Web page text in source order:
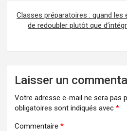
Classes préparatoires : quand
de redoubler plutôt que
Laisser un
Votre adresse e-mail ne sera pas
obligatoires sont indiqués avec *
Commentaire *